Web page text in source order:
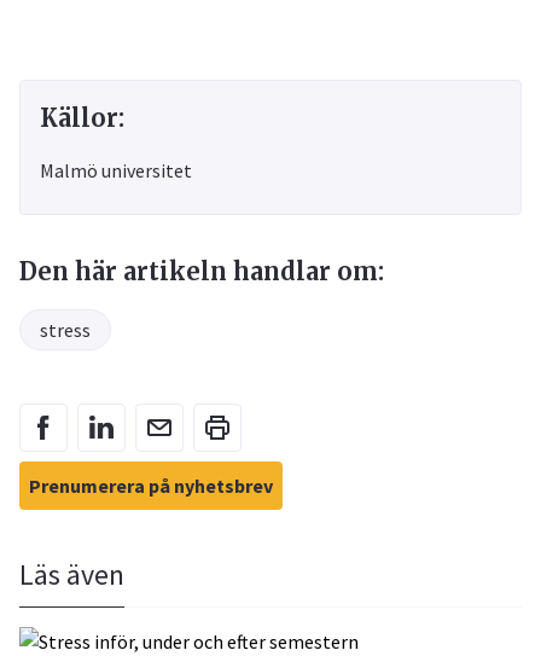
Källor:
Malmö universitet
Den här artikeln handlar om:
stress
Prenumerera på nyhetsbrev
Läs även